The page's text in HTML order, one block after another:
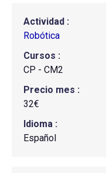
Actividad
Robótica
Cursos
CP - CM2
Precio mes
32€
Idioma
Español